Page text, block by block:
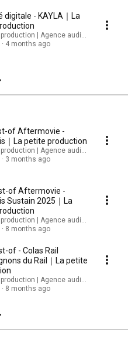
digitale - KAYLA｜La
| Agence audiovisuelle
4 months ago
of Aftermovie -
｜La petite production
| Agence audiovisuelle
3 months ago
of Aftermovie -
Sustain 2025｜La
| Agence audiovisuelle
8 months ago
of - Colas Rail
du Rail｜La petite
| Agence audiovisuelle
8 months ago